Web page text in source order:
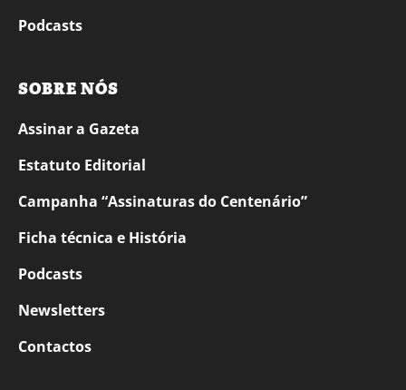
Podcasts
SOBRE NÓS
Assinar a Gazeta
Estatuto Editorial
Campanha “Assinaturas do Centenário”
Ficha técnica e História
Podcasts
Newsletters
Contactos